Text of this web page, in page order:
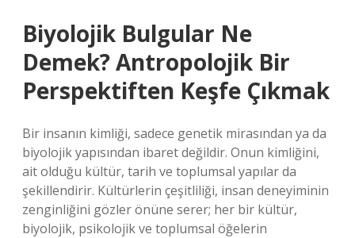
Biyolojik Bulgular Ne
Demek? Antropolojik Bir
Perspektiften Keşfe Çıkmak
Bir insanın kimliği, sadece genetik mirasından ya da
biyolojik yapısından ibaret değildir. Onun kimliğini,
ait olduğu kültür, tarih ve toplumsal yapılar da
şekillendirir. Kültürlerin çeşitliliği, insan deneyiminin
zenginliğini gözler önüne serer; her bir kültür,
biyolojik, psikolojik ve toplumsal öğelerin